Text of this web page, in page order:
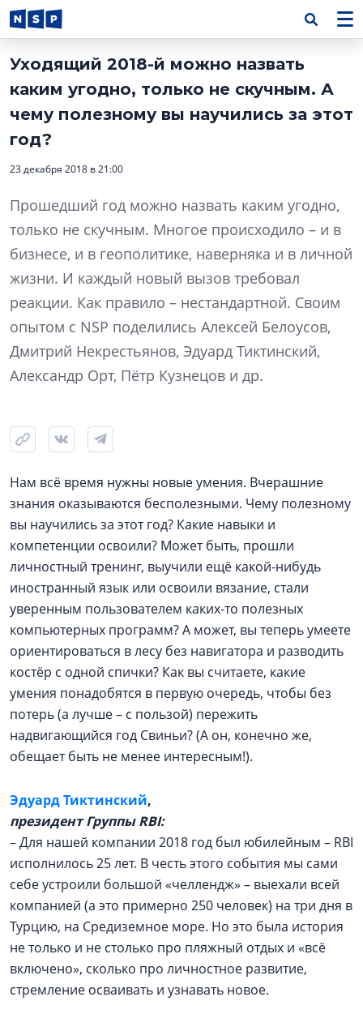
Уходящий 2018-й можно назвать
каким угодно, только не скучным. А
чему полезному вы научились за этот
год?
23 декабря 2018 в 21:00
Прошедший год можно назвать каким угодно,
только не скучным. Многое происходило – и в
бизнесе, и в геополитике, наверняка и в личной
жизни. И каждый новый вызов требовал
реакции. Как правило – нестандартной. Своим
опытом с NSP поделились Алексей Белоусов,
Дмитрий Некрестьянов, Эдуард Тиктинский,
Александр Орт, Пётр Кузнецов и др.
Нам всё время нужны новые умения. Вчерашние
знания оказываются бесполезными. Чему полезному
вы научились за этот год? Какие навыки и
компетенции освоили? Может быть, прошли
личностный тренинг, выучили ещё какой-нибудь
иностранный язык или освоили вязание, стали
уверенным пользователем каких-то полезных
компьютерных программ? А может, вы теперь умеете
ориентироваться в лесу без навигатора и разводить
костёр с одной спички? Как вы считаете, какие
умения понадобятся в первую очередь, чтобы без
потерь (а лучше – с пользой) пережить
надвигающийся год Свиньи? (А он, конечно же,
обещает быть не менее интересным!).
Эдуард Тиктинский,
президент Группы RBI:
– Для нашей компании 2018 год был юбилейным – RBI
исполнилось 25 лет. В честь этого события мы сами
себе устроили большой «челлендж» – выехали всей
компанией (а это примерно 250 человек) на три дня в
Турцию, на Средиземное море. Но это была история
не только и не столько про пляжный отдых и «всё
включено», сколько про личностное развитие,
стремление осваивать и узнавать новое.